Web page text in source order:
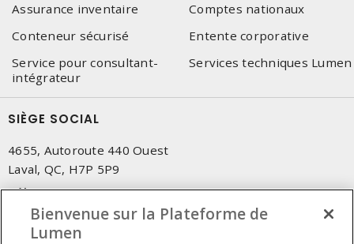
Assurance inventaire
Comptes nationaux
Conteneur sécurisé
Entente corporative
Service pour consultant-
intégrateur
Services techniques Lumen
SIÈGE SOCIAL
4655, Autoroute 440 Ouest
Laval, QC, H7P 5P9
Tél.:450 688-9249
Sans frais:1 800 599-9249
Téléc. :450 686-1444
Bienvenue sur la Plateforme de
Lumen